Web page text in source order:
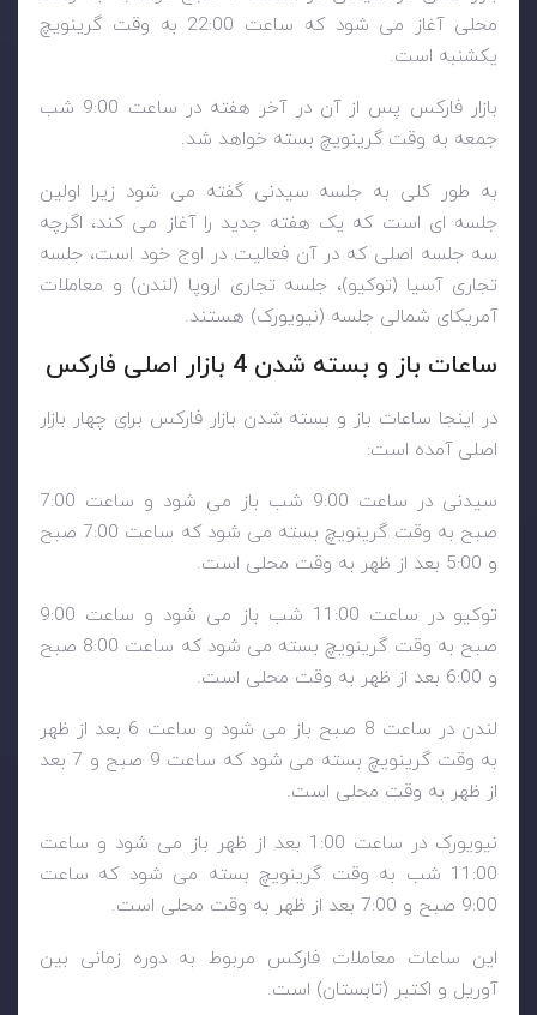
محلی آغاز می شود که ساعت 22:00 به وقت گرینویچ
یکشنبه است.
بازار فارکس پس از آن در آخر هفته در ساعت 9:00 شب
جمعه به وقت گرینویچ بسته خواهد شد.
به طور کلی به جلسه سیدنی گفته می شود زیرا اولین
جلسه ای است که یک هفته جدید را آغاز می کند، اگرچه
سه جلسه اصلی که در آن فعالیت در اوج خود است، جلسه
تجاری آسیا (توکیو)، جلسه تجاری اروپا (لندن) و معاملات
آمریکای شمالی جلسه (نیویورک) هستند.
ساعات باز و بسته شدن 4 بازار اصلی فارکس
در اینجا ساعات باز و بسته شدن بازار فارکس برای چهار بازار
اصلی آمده است:
سیدنی در ساعت 9:00 شب باز می شود و ساعت 7:00
صبح به وقت گرینویچ بسته می شود که ساعت 7:00 صبح
و 5:00 بعد از ظهر به وقت محلی است.
توکیو در ساعت 11:00 شب باز می شود و ساعت 9:00
صبح به وقت گرینویچ بسته می شود که ساعت 8:00 صبح
و 6:00 بعد از ظهر به وقت محلی است.
لندن در ساعت 8 صبح باز می شود و ساعت 6 بعد از ظهر
به وقت گرینویچ بسته می شود که ساعت 9 صبح و 7 بعد
از ظهر به وقت محلی است.
نیویورک در ساعت 1:00 بعد از ظهر باز می شود و ساعت
11:00 شب به وقت گرینویچ بسته می شود که ساعت
9:00 صبح و 7:00 بعد از ظهر به وقت محلی است.
این ساعات معاملات فارکس مربوط به دوره زمانی بین
آوریل و اکتبر (تابستان) است.